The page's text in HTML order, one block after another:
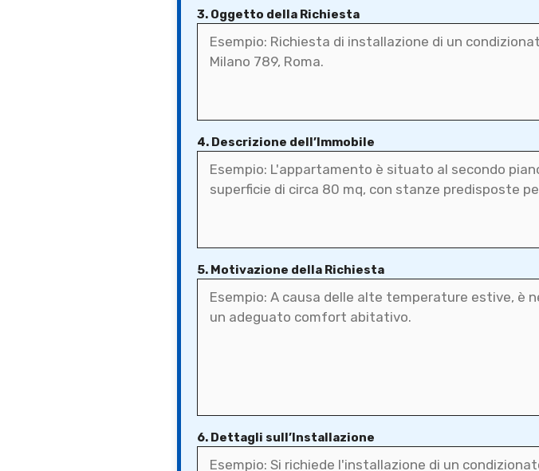
3. Oggetto della Richiesta
4. Descrizione dell’Immobile
5. Motivazione della Richiesta
6. Dettagli sull’Installazione